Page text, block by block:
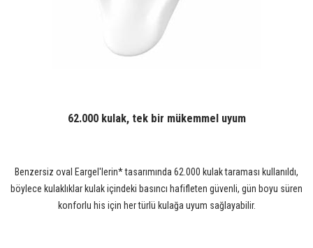
62.000 kulak, tek bir mükemmel uyum
Benzersiz oval Eargel'lerin* tasarımında 62.000 kulak taraması kullanıldı,
böylece kulaklıklar kulak içindeki basıncı hafifleten güvenli, gün boyu süren
konforlu his için her türlü kulağa uyum sağlayabilir.